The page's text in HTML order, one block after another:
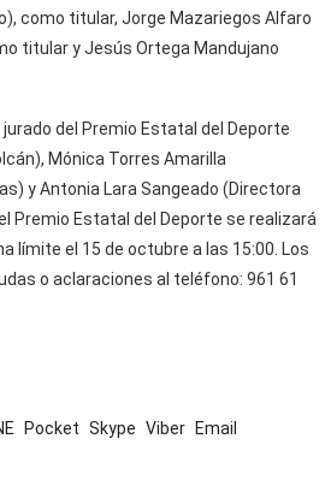
como titular, Jorge Mazariegos Alfaro
titular y Jesús Ortega Mandujano
del Premio Estatal del Deporte
Mónica Torres Amarilla
y Antonia Lara Sangeado (Directora
Premio Estatal del Deporte se realizará
límite el 15 de octubre a las 15:00. Los
o aclaraciones al teléfono: 961 61
Pocket Skype Viber Email